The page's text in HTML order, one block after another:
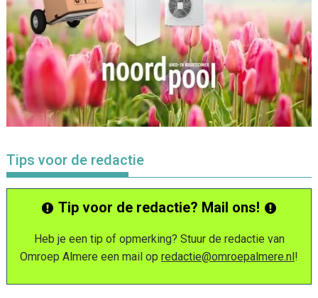
Tips voor de redactie
Tip voor de redactie? Mail ons!
Heb je een tip of opmerking? Stuur de redactie van
Omroep Almere een mail op redactie@omroepalmere.nl!